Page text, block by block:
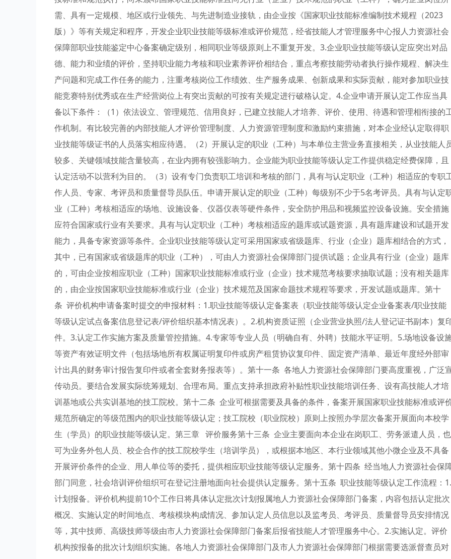
需、具有一定规模、地区或行业领先、与先进制造业接轨，由企业按《国家职业技能标准编制技术规程（2023
版）》等有关规定和程序，开发企业职业技能等级标准或评价规范，经省技能人才管理服务中心报人力资源社会
保障部职业技能鉴定中心备案确定级别，相同职业等级原则上不重复开发。3.企业职业技能等级认定应突出对品
德、能力和业绩的评价，坚持职业能力考核和职业素养评价相结合，重点考察技能劳动者执行操作规程、解决生
产问题和完成工作任务的能力，注重考核岗位工作绩效、生产服务成果、创新成果和实际贡献，能对参加职业技
能竞赛特别优秀或在生产经营岗位上有突出贡献的可按有关规定进行破格认定。4.企业申请开展认定工作应当具
备以下条件：（1）依法设立、管理规范、信用良好，已建立技能人才培养、评价、使用、待遇和管理相衔接的
作机制。有比较完善的内部技能人才评价管理制度、人力资源管理制度和激励约束措施，对本企业经认定取得职
业技能等级证书的人员落实相应待遇。（2）开展认定的职业（工种）与本单位主营业务直接相关，从业技能人
较多、关键领域技能含量较高，在业内拥有较强影响力。企业能为职业技能等级认定工作提供稳定经费保障，且
认定活动不以营利为目的。（3）设有专门负责职工培训和考核的部门，具有与认定职业（工种）相适应的专职
作人员、专家、考评员和质量督导员队伍。申请开展认定的职业（工种）每级别不少于5名考评员。具有与认定
业（工种）考核相适应的场地、设施设备、仪器仪表等硬件条件，安全防护用品和视频监控设备设施。安全措施
应符合国家或行业有关要求。具有与认定职业（工种）考核相适应的题库或试题资源，具有题库建设和试题开发
能力，具备专家资源等条件。企业职业技能等级认定可采用国家或省级题库、行业（企业）题库相结合的方式，
其中，已有国家或省级题库的职业（工种），可由人力资源社会保障部门提供试题；企业具有行业（企业）题库
的，可由企业按相应职业（工种）国家职业技能标准或行业（企业）技术规范考核要求抽取试题；没有相关题库
的，由企业按国家职业技能标准或行业（企业）技术规范及国家命题技术规程等要求，开发试题或题库。第十
条 评价机构申请备案时提交的申报材料：1.职业技能等级认定备案表（职业技能等级认定企业备案表/职业技能
等级认定试点备案信息登记表/评价组织基本情况表）。2.机构资质证照（企业营业执照/法人登记证书副本）复
件。3.认定工作实施方案及质量管控措施。4.专家等专业人员（明确自有、外聘）技能水平证明。5.场地设备设
等资产有效证明文件（包括场地所有权属证明复印件或房产租赁协议复印件、固定资产清单、最近年度经外部审
计出具的财务审计报告复印件或者全套财务报表等）。第十一条 各地人力资源社会保障部门要高度重视，广泛
传动员。要结合发展实际统筹规划、合理布局。重点支持承担政府补贴性职业技能培训任务、设有高技能人才培
训基地或公共实训基地的技工院校。第十二条 企业可根据需要及具备的条件，备案开展国家职业技能标准或评
规范所确定的等级范围内的职业技能等级认定；技工院校（职业院校）原则上按照办学层次备案开展面向本校学
生（学员）的职业技能等级认定。第三章 评价服务第十三条 企业主要面向本企业在岗职工、劳务派遣人员，也
可为业务外包人员、校企合作的技工院校学生（培训学员），或根据本地区、本行业领域其他小微企业及不具备
开展评价条件的企业、用人单位等的委托，提供相应职业技能等级认定服务。第十四条 经当地人力资源社会保
部门同意，社会培训评价组织可在登记注册地面向社会提供认定服务。第十五条 职业技能等级认定工作流程：1.
计划报备。评价机构提前10个工作日将具体认定批次计划报属地人力资源社会保障部门备案，内容包括认定批次
概况、实施认定的时间地点、考核模块构成情况、参加认定人员信息以及监考员、考评员、质量督导员安排情况
等，其中技师、高级技师等级由市人力资源社会保障部门备案后报省技能人才管理服务中心。2.实施认定。评价
机构按报备的批次计划组织实施。各地人力资源社会保障部门及市人力资源社会保障部门根据需要选派督查员对